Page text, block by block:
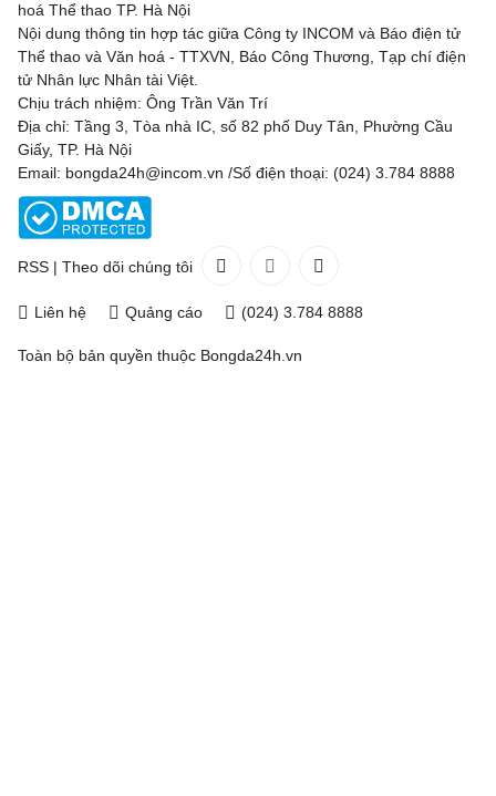
hoá Thể thao TP. Hà Nội
Nội dung thông tin hợp tác giữa Công ty INCOM và Báo điện tử
Thể thao và Văn hoá - TTXVN, Báo Công Thương, Tạp chí điện
tử Nhân lực Nhân tài Việt.
Chịu trách nhiệm: Ông Trần Văn Trí
Địa chỉ: Tầng 3, Tòa nhà IC, số 82 phố Duy Tân, Phường Cầu
Giấy, TP. Hà Nội
Email: bongda24h@incom.vn /Số điện thoại: (024) 3.784 8888
RSS | Theo dõi chúng tôi
Liên hệ Quảng cáo (024) 3.784 8888
Toàn bộ bản quyền thuộc Bongda24h.vn